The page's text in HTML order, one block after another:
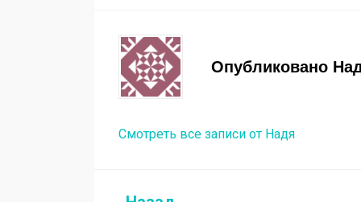
Опубликовано
Смотреть все записи от Надя